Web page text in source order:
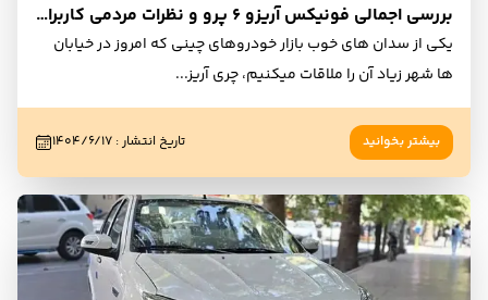
بررسی اجمالی فونیکس آریزو ۶ پرو و نظرات مردمی کاربران و مالکان
یکی از سدان های خوب بازار خودروهای چینی که امروز در خیابان
ها شهر زیاد آن را ملاقات میکنیم، چری آریز...
بیشتر بخوانید تاریخ انتشار: ۱۴۰۴/۶/۱۷